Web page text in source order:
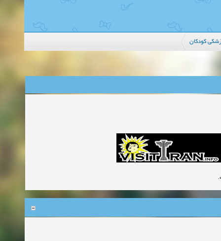
کودکان